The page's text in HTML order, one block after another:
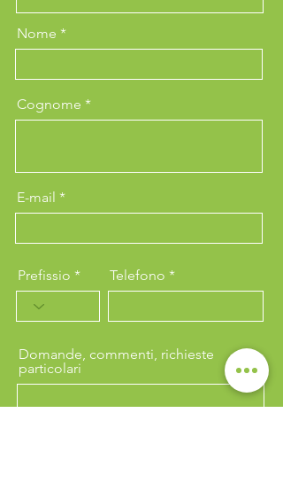
Nome
Cognome
E-mail
Prefissio Telefono
Domande, commenti, richieste
particolari